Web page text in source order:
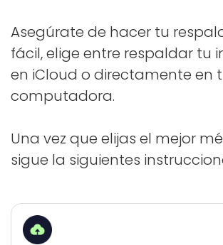
Asegúrate de hacer tu
fácil, elige entre respaldar tu
en iCloud o directamente en
computadora.
Una vez que elijas el mejor
sigue la siguientes